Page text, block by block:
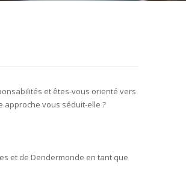
et êtes-vous orienté vers
approche vous séduit-elle ?
et de Dendermonde en tant que